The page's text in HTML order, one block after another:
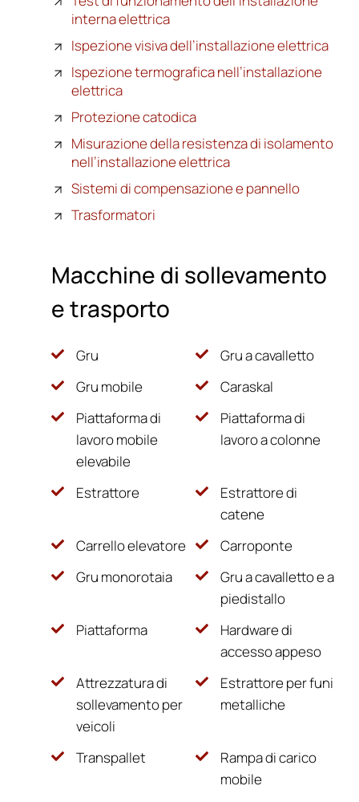
interna elettrica
Ispezione visiva dell’installazione elettrica
Ispezione termografica nell’installazione
elettrica
Protezione catodica
Misurazione della resistenza di isolamento
nell’installazione elettrica
Sistemi di compensazione e pannello
Trasformatori
Macchine di sollevamento
e trasporto
Gru
Gru a cavalletto
Gru mobile
Caraskal
Piattaforma di
lavoro mobile
elevabile
Piattaforma di
lavoro a colonne
Estrattore
Estrattore di
catene
Carrello elevatore
Carroponte
Gru monorotaia
Gru a cavalletto e a
piedistallo
Piattaforma
Hardware di
accesso appeso
Attrezzatura di
sollevamento per
veicoli
Estrattore per funi
metalliche
Transpallet
Rampa di carico
mobile